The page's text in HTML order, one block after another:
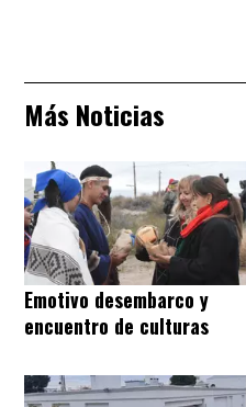
Más Noticias
Emotivo desembarco y
encuentro de culturas